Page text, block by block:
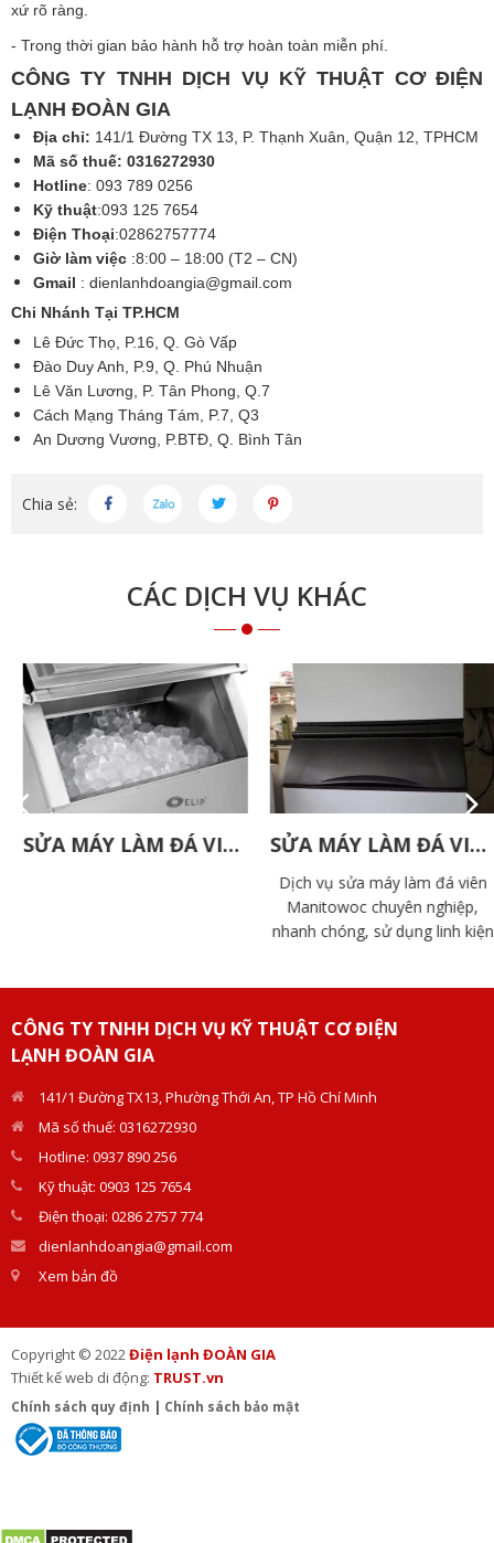
xứ rõ ràng.
- Trong thời gian bảo hành hỗ trợ hoàn toàn miễn phí.
CÔNG TY TNHH DỊCH VỤ KỸ THUẬT CƠ ĐIỆN
LẠNH ĐOÀN GIA
Địa chỉ: 141/1 Đường TX 13, P. Thạnh Xuân, Quận 12, TPHCM
Mã số thuế: 0316272930
Hotline: 093 789 0256
Kỹ thuật:093 125 7654
Điện Thoại:02862757774
Giờ làm việc :8:00 – 18:00 (T2 – CN)
Gmail : dienlanhdoangia@gmail.com
Chi Nhánh Tại TP.HCM
Lê Đức Thọ, P.16, Q. Gò Vấp
Đào Duy Anh, P.9, Q. Phú Nhuận
Lê Văn Lương, P. Tân Phong, Q.7
Cách Mạng Tháng Tám, P.7, Q3
An Dương Vương, P.BTĐ, Q. Bình Tân
Chia sẻ:
CÁC DỊCH VỤ KHÁC
SỬA MÁY LÀM ĐÁ VIÊN ELIP SỬA MÁY LÀM ĐÁ VIÊN MANITOWOC
Dịch vụ sửa máy làm đá viên
Manitowoc chuyên nghiệp,
nhanh chóng, sử dụng linh kiện
CÔNG TY TNHH DỊCH VỤ KỸ THUẬT CƠ ĐIỆN
LẠNH ĐOÀN GIA
141/1 Đường TX13, Phường Thới An, TP Hồ Chí Minh
Mã số thuế: 0316272930
Hotline: 0937 890 256
Kỹ thuật: 0903 125 7654
Điện thoại: 0286 2757 774
dienlanhdoangia@gmail.com
Xem bản đồ
Copyright © 2022Điện lạnh ĐOÀN GIA
Thiết kế web di động: TRUST.vn
Chính sách quy định | Chính sách bảo mật